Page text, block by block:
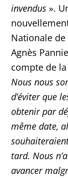
invendus ».
Nationale de
Agnès
compte de
Nous nous
d’éviter que
obtenir par
même date,
tard. Nous
avancer